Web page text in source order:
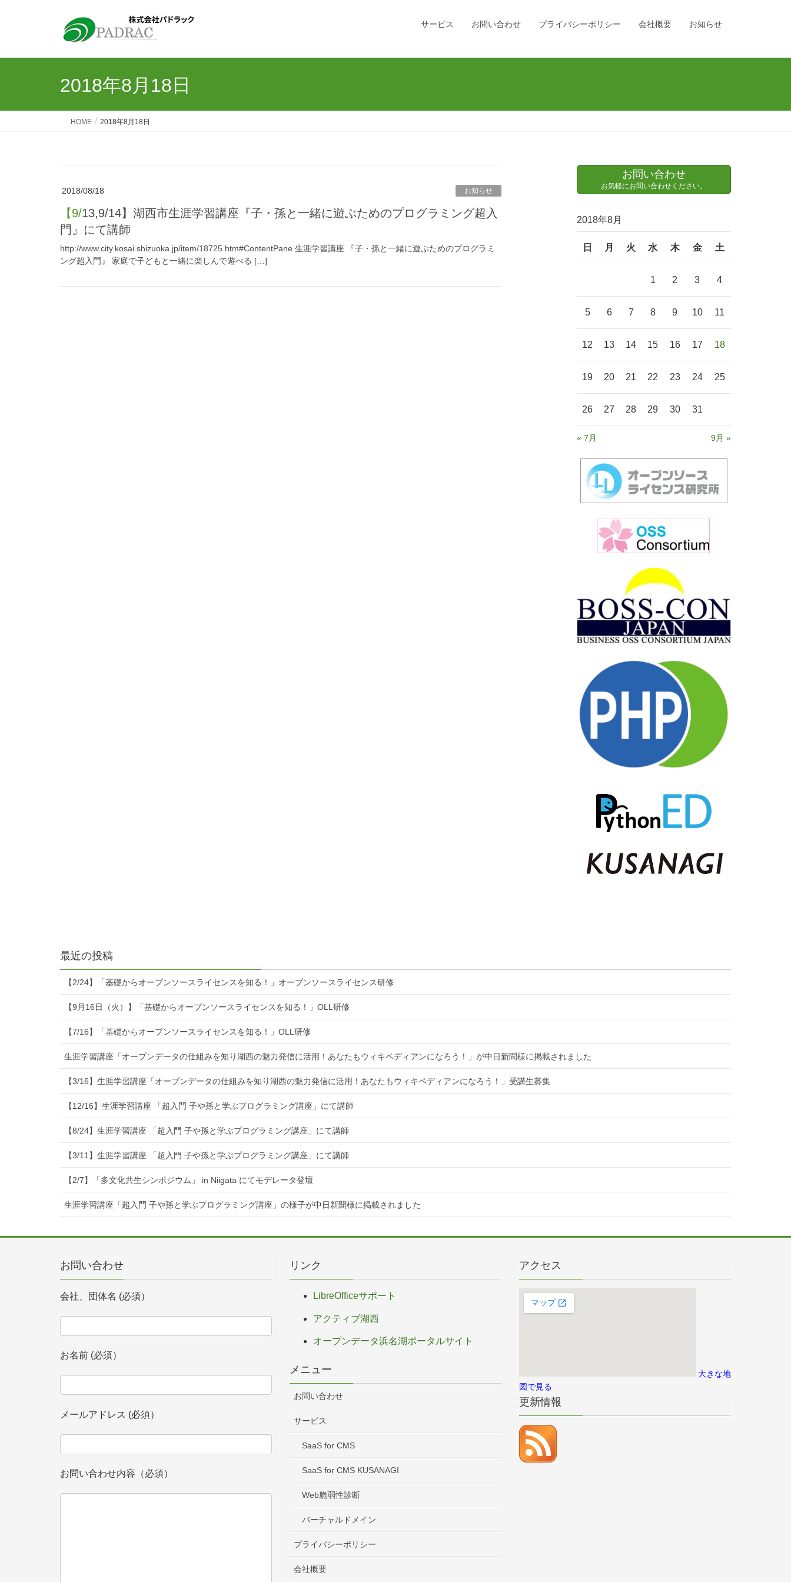
サービス お問い合わせ プライバシーポリシー 会社概要 お知らせ
2018年8月18日
HOME 2018年8月18日
2018/08/18 お知らせ
【9/13,9/14】湖西市生涯学習講座『子・孫と一緒に遊ぶためのプログラミング超入
門』にて講師
http://www.city.kosai.shizuoka.jp/item/18725.htm#ContentPane 生涯学習講座 『子・孫と一緒に遊ぶためのプログラミ
ング超入門』 家庭で子どもと一緒に楽しんで遊べる […]
お問い合わせ
お気軽にお問い合わせください。
2018年8月
日 月 火 水 木 金 土
1 2 3 4
5 6 7 8 9 10 11
12 13 14 15 16 17 18
19 20 21 22 23 24 25
26 27 28 29 30 31
« 7月 9月 »
最近の投稿
【2/24】「基礎からオープンソースライセンスを知る！」オープンソースライセンス研修
【9月16日（火）】「基礎からオープンソースライセンスを知る！」OLL研修
【7/16】「基礎からオープンソースライセンスを知る！」OLL研修
生涯学習講座「オープンデータの仕組みを知り湖西の魅力発信に活用！あなたもウィキペディアンになろう！」が中日新聞様に掲載されました
【3/16】生涯学習講座「オープンデータの仕組みを知り湖西の魅力発信に活用！あなたもウィキペディアンになろう！」受講生募集
【12/16】生涯学習講座 「超入門 子や孫と学ぶプログラミング講座」にて講師
【8/24】生涯学習講座 「超入門 子や孫と学ぶプログラミング講座」にて講師
【3/11】生涯学習講座 「超入門 子や孫と学ぶプログラミング講座」にて講師
【2/7】「多文化共生シンポジウム」 in Niigata にてモデレータ登壇
生涯学習講座「超入門 子や孫と学ぶプログラミング講座」の様子が中日新聞様に掲載されました
お問い合わせ
会社、団体名 (必須）
お名前 (必須）
メールアドレス (必須）
お問い合わせ内容（必須）
リンク
LibreOfficeサポート
アクティブ湖西
オープンデータ浜名湖ポータルサイト
メニュー
お問い合わせ
サービス
SaaS for CMS
SaaS for CMS KUSANAGI
Web脆弱性診断
バーチャルドメイン
プライバシーポリシー
会社概要
アクセス
大きな地
図で見る
更新情報